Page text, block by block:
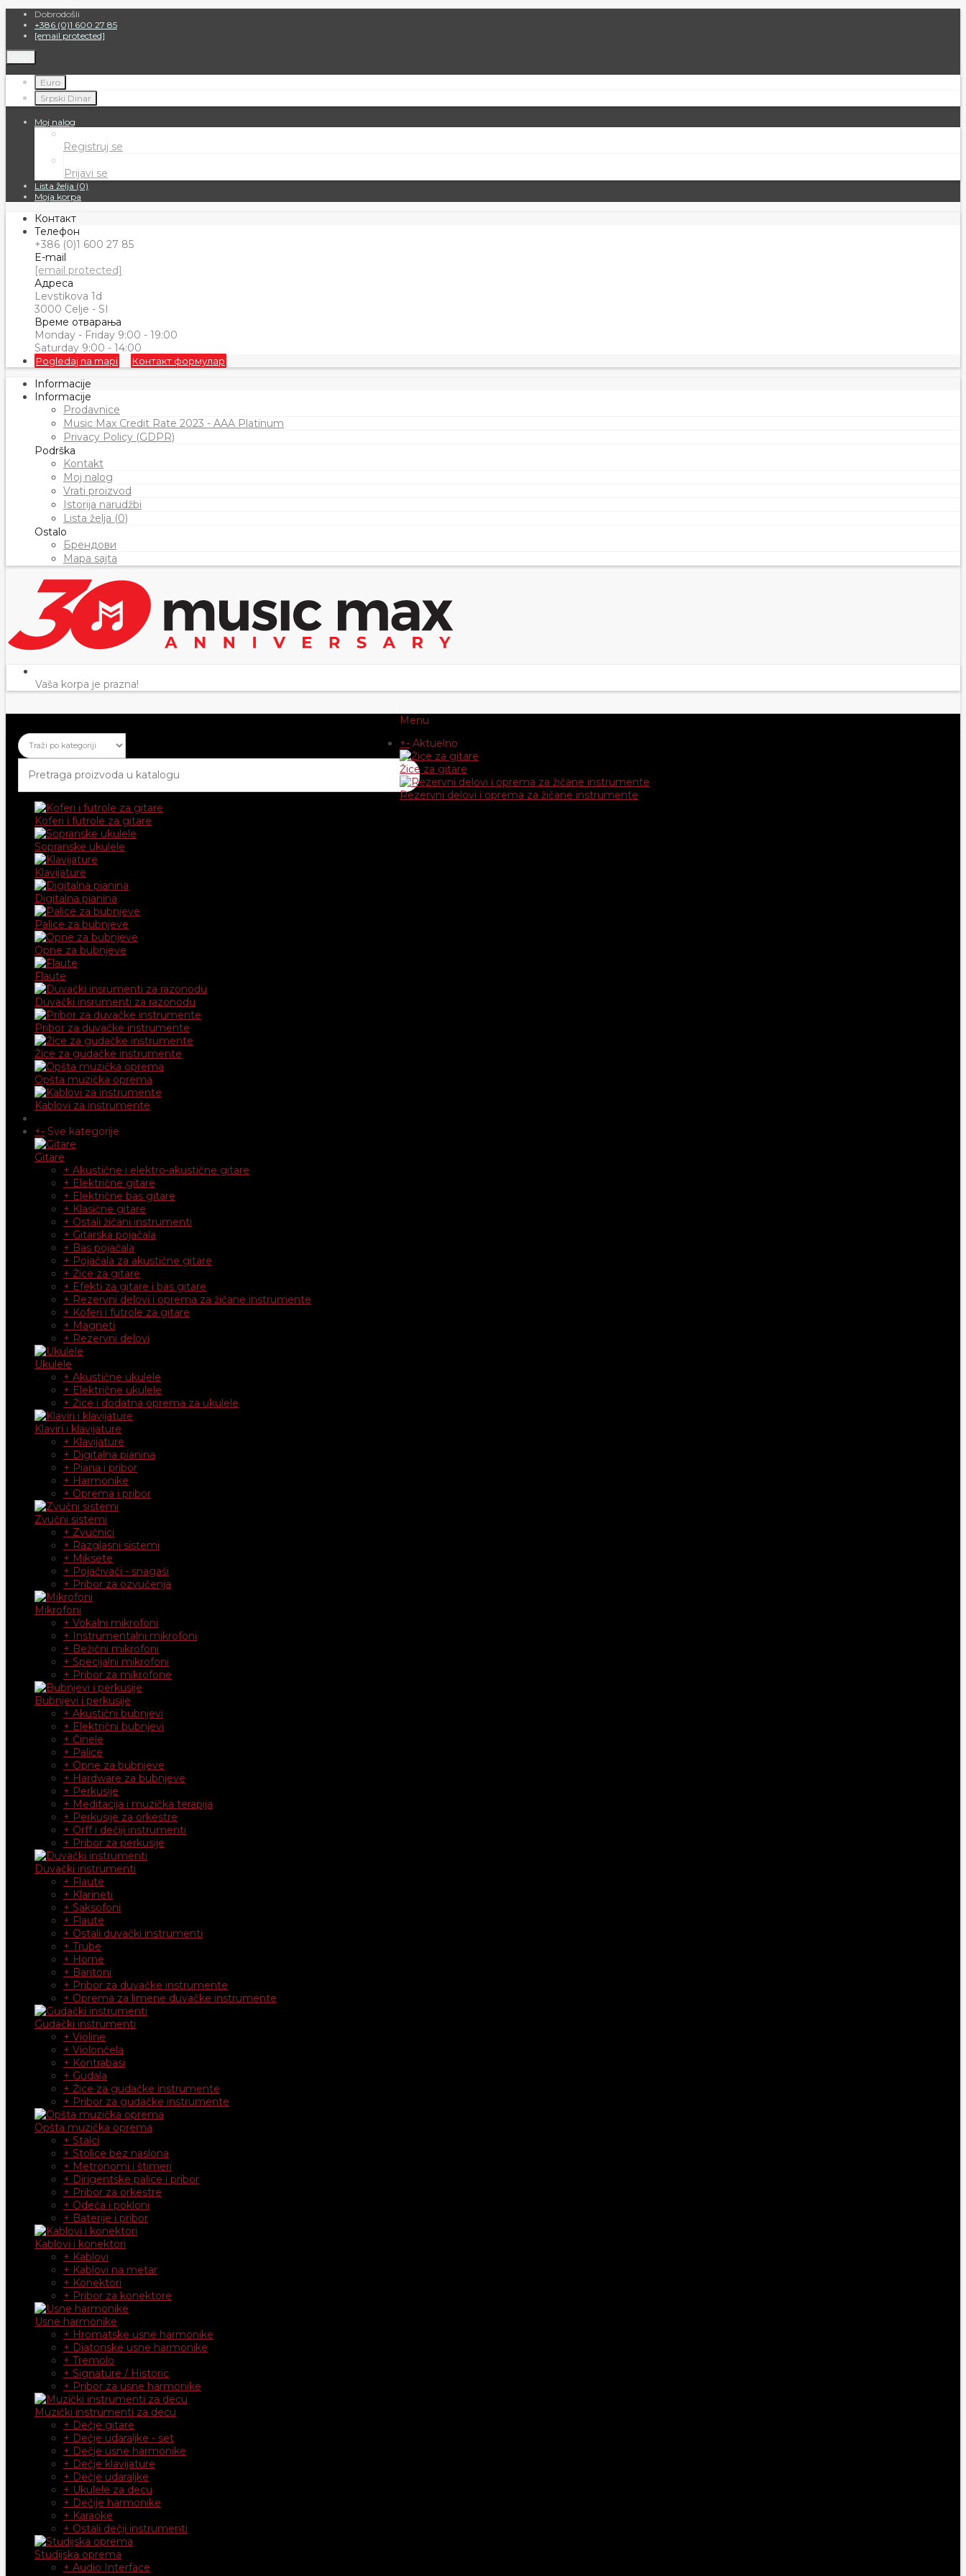
Dobrodošli
+386 (0)1 600 27 85
[email protected]
Euro
Srpski Dinar
Moj nalog
Registruj se
Prijavi se
Lista želja (0)
Moja korpa
Контакт
Телефон
+386 (0)1 600 27 85
E-mail
[email protected]
Адреса
Levstikova 1d
3000 Celje - SI
Време отварања
Monday - Friday 9:00 - 19:00
Saturday 9:00 - 14:00
Pogledaj na mapi Контакт формулар
Informacije
Informacije
Prodavnice
Music Max Credit Rate 2023 - AAA Platinum
Privacy Policy (GDPR)
Podrška
Kontakt
Moj nalog
Vrati proizvod
Istorija narudžbi
Lista želja (0)
Ostalo
Брендови
Mapa sajta
Vaša korpa je prazna!
Menu
+- Aktuelno
Žice za gitare
Rezervni delovi i oprema za žičane instrumente
Koferi i futrole za gitare
Sopranske ukulele
Klavijature
Digitalna pianina
Palice za bubnjeve
Opne za bubnjeve
Flaute
Duvački insrumenti za razonodu
Pribor za duvačke instrumente
Žice za gudačke instrumente
Opšta muzička oprema
Kablovi za instrumente
+- Sve kategorije
Gitare
+ Akustične i elektro-akustične gitare
+ Električne gitare
+ Električne bas gitare
+ Klasične gitare
+ Ostali žičani instrumenti
+ Gitarska pojačala
+ Bas pojačala
+ Pojačala za akustične gitare
+ Žice za gitare
+ Efekti za gitare i bas gitare
+ Rezervni delovi i oprema za žičane instrumente
+ Koferi i futrole za gitare
+ Magneti
+ Rezervni delovi
Ukulele
+ Akustične ukulele
+ Električne ukulele
+ Žice i dodatna oprema za ukulele
Klaviri i klavijature
+ Klavijature
+ Digitalna pianina
+ Piana i pribor
+ Harmonike
+ Oprema i pribor
Zvučni sistemi
+ Zvučnici
+ Razglasni sistemi
+ Miksete
+ Pojačivači - snagaši
+ Pribor za ozvučenja
Mikrofoni
+ Vokalni mikrofoni
+ Instrumentalni mikrofoni
+ Bežični mikrofoni
+ Specijalni mikrofoni
+ Pribor za mikrofone
Bubnjevi i perkusije
+ Akustični bubnjevi
+ Električni bubnjevi
+ Činele
+ Palice
+ Opne za bubnjeve
+ Hardware za bubnjeve
+ Perkusije
+ Meditacija i muzička terapija
+ Perkusije za orkestre
+ Orff i dečiji instrumenti
+ Pribor za perkusije
Duvački instrumenti
+ Flaute
+ Klarineti
+ Saksofoni
+ Flaute
+ Ostali duvački instrumenti
+ Trube
+ Horne
+ Baritoni
+ Pribor za duvačke instrumente
+ Oprema za limene duvačke instrumente
Gudački instrumenti
+ Violine
+ Violončela
+ Kontrabasi
+ Gudala
+ Žice za gudačke instrumente
+ Pribor za gudačke instrumente
Opšta muzička oprema
+ Stalci
+ Stolice bez naslona
+ Metronomi i štimeri
+ Dirigentske palice i pribor
+ Pribor za orkestre
+ Odeća i pokloni
+ Baterije i pribor
Kablovi i konektori
+ Kablovi
+ Kablovi na metar
+ Konektori
+ Pribor za konektore
Usne harmonike
+ Hromatske usne harmonike
+ Diatonske usne harmonike
+ Tremolo
+ Signature / Historic
+ Pribor za usne harmonike
Muzički instrumenti za decu
+ Dečje gitare
+ Dečje udaraljke - set
+ Dečje usne harmonike
+ Dečje klavijature
+ Dečje udaraljke
+ Ukulele za decu
+ Dečije harmonike
+ Karaoke
+ Ostali dečji instrumenti
Studijska oprema
+ Audio Interface